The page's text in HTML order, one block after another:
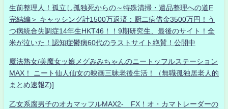
生前整理人！孤立し孤独死からの～特殊清掃・遺品整理への道F
完結編＞ キャッシング計1500万返済：厨二病借金3500万円！う
つ病統合失調症14年生HKT46！！9期研究生、最後のサイト！全
米が泣いた！認知症鬱病60代のラストサイト絶賛！公開中
魔法熟女/美魔女ッ娘メグみみちゃんのニートッフルステーション
MAX！ ニート仙人仙女の映画三昧老後生活！（無職孤独居老人的
まとめ速報Z)]
乙女系腐男子のオカマッフルMAX2- FX！オ・カマトレーダーの